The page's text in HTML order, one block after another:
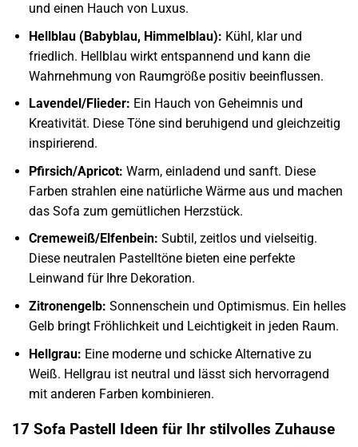
und einen Hauch von Luxus.
Hellblau (Babyblau, Himmelblau): Kühl, klar und
friedlich. Hellblau wirkt entspannend und kann die
Wahrnehmung von Raumgröße positiv beeinflussen.
Lavendel/Flieder: Ein Hauch von Geheimnis und
Kreativität. Diese Töne sind beruhigend und gleichzeitig
inspirierend.
Pfirsich/Apricot: Warm, einladend und sanft. Diese
Farben strahlen eine natürliche Wärme aus und machen
das Sofa zum gemütlichen Herzstück.
Cremeweiß/Elfenbein: Subtil, zeitlos und vielseitig.
Diese neutralen Pastelltöne bieten eine perfekte
Leinwand für Ihre Dekoration.
Zitronengelb: Sonnenschein und Optimismus. Ein helles
Gelb bringt Fröhlichkeit und Leichtigkeit in jeden Raum.
Hellgrau: Eine moderne und schicke Alternative zu
Weiß. Hellgrau ist neutral und lässt sich hervorragend
mit anderen Farben kombinieren.
17 Sofa Pastell Ideen für Ihr stilvolles Zuhause